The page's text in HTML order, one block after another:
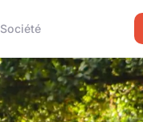
Société